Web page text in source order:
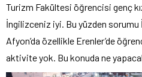
Turizm Fakültesi öğrencisi genç
İngilizceniz iyi. Bu yüzden sorumu
Afyon’da özellikle Erenler’de
aktivite yok. Bu konuda ne